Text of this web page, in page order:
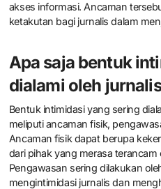
akses informasi. Ancaman
ketakutan bagi jurnalis dalam
Apa saja bentuk
dialami oleh
Bentuk intimidasi yang sering
meliputi ancaman fisik,
Ancaman fisik dapat berupa
dari pihak yang merasa terancam
Pengawasan sering dilakukan
mengintimidasi jurnalis dan